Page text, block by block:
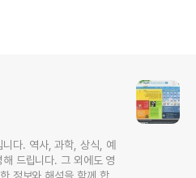
다. 역사, 과학, 상식, 예
드립니다. 그 외에도 영